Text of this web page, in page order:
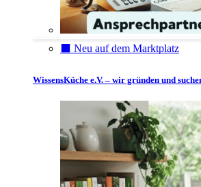
⬛️ Neu auf dem Marktplatz
WissensKüche e.V. – wir gründen und